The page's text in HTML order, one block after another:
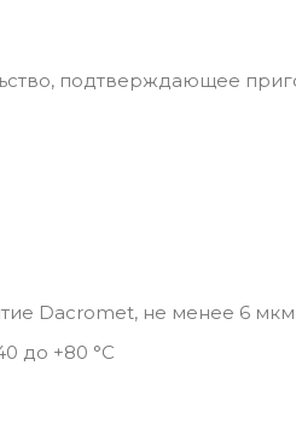
подтверждающее
Dacromet, не менее 6 мкм
до +80 °C